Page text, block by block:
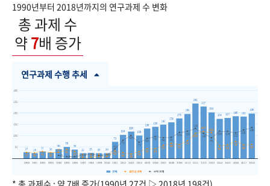
1990년부터 2018년까지의 연구과제 수 변화
총 과제 수
약7배 증가
연구과제 수행 추세
* 총 과제수 : 약 7배 증가(1990년 27건 ▷ 2018년 198건)